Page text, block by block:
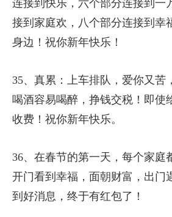
连接到快乐，六个部分连接到一
接到家庭欢，八个部分连接到幸
身边！祝你新年快乐！
35、真累：上车排队，爱你又苦
喝酒容易喝醉，挣钱交税！即使
收费！祝你新年快乐。
36、在春节的第一天，每个家庭
开门看到幸福，面朝财富，出门
到好消息，终于有红包了！